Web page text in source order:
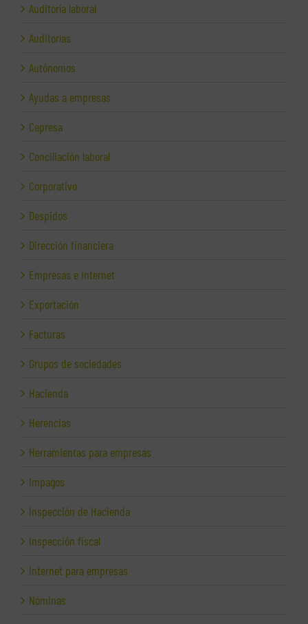
Auditoría laboral
Auditorías
Autónomos
Ayudas a empresas
Cepresa
Conciliación laboral
Corporativo
Despidos
Dirección financiera
Empresas e Internet
Exportación
Facturas
Grupos de sociedades
Hacienda
Herencias
Herramientas para empresas
Impagos
Inspección de Hacienda
Inspección fiscal
Internet para empresas
Nóminas